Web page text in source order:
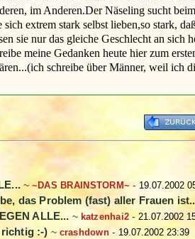
im Anderen.Der Näseling sucht
extrem stark selbst lieben,so stark,
sie nur das gleiche Geschlecht an sich
meine Gedanken heute hier zum
schreibe über Männer, weil ich
~ ~DAS BRAINSTORM~ - 19.07.2002
das Problem (fast) aller Frauen
ALLE... ~ katzenhai2 -21.07.2002
:-) ~ crashdown- 19.07.2002 23:39